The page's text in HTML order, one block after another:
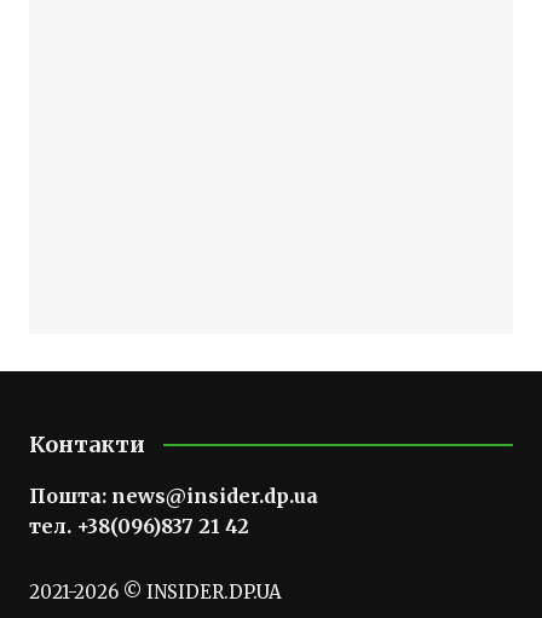
Контакти
Пошта: news@insider.dp.ua
тел. +38(096)837 21 42
2021-2026 © INSIDER.DP.UA